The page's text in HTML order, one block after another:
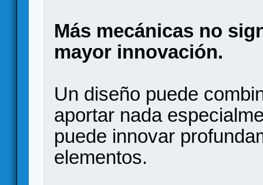
Más mecánicas no
mayor innovación.
Un diseño puede
aportar nada
puede innovar
elementos.